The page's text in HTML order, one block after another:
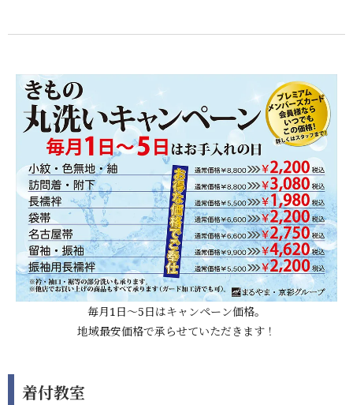
毎月1日～5日はキャンペーン価格。
地域最安価格で承らせていただきます！
着付教室